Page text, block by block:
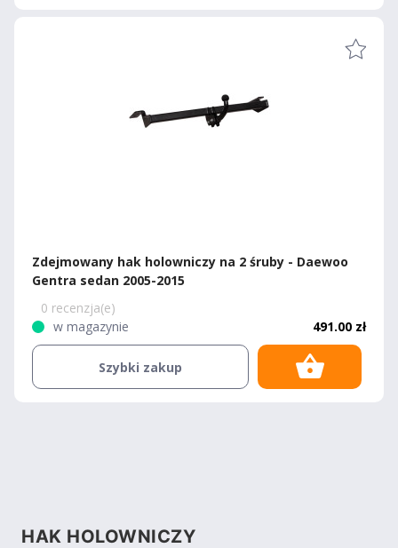
Zdejmowany hak holowniczy na 2 śruby - Daewoo
Gentra sedan 2005-2015
0 recenzja(e)
w magazynie
491.00 zł
Szybki zakup
HAK HOLOWNICZY